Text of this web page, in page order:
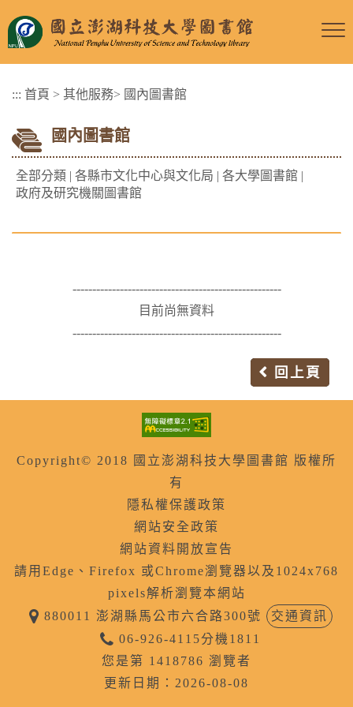
::: 首頁 > 其他服務> 國內圖書館
國內圖書館
全部分類 | 各縣市文化中心與文化局 | 各大學圖書館 |
政府及研究機關圖書館
-----------------------------------------------------
目前尚無資料
-----------------------------------------------------
回上頁
Copyright© 2018 國立澎湖科技大學圖書館 版權所
有
隱私權保護政策
網站安全政策
網站資料開放宣告
請用Edge、Firefox 或Chrome瀏覽器以及1024x768
pixels解析瀏覽本網站
880011 澎湖縣馬公市六合路300號
交通資訊
06-926-4115分機1811
您是第 1418786 瀏覽者
更新日期：2026-08-08